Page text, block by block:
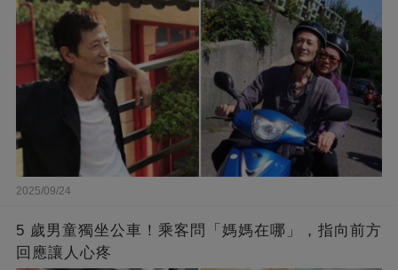
2025/09/24
5 歲男童獨坐公車！乘客問「媽媽在哪」，指向前方
回應讓人心疼